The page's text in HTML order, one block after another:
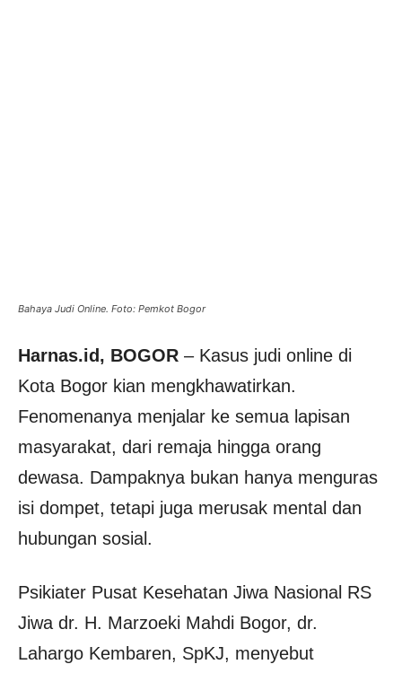
Bahaya Judi Online. Foto: Pemkot Bogor
Harnas.id, BOGOR – Kasus judi online di
Kota Bogor kian mengkhawatirkan.
Fenomenanya menjalar ke semua lapisan
masyarakat, dari remaja hingga orang
dewasa. Dampaknya bukan hanya menguras
isi dompet, tetapi juga merusak mental dan
hubungan sosial.
Psikiater Pusat Kesehatan Jiwa Nasional RS
Jiwa dr. H. Marzoeki Mahdi Bogor, dr.
Lahargo Kembaren, SpKJ, menyebut